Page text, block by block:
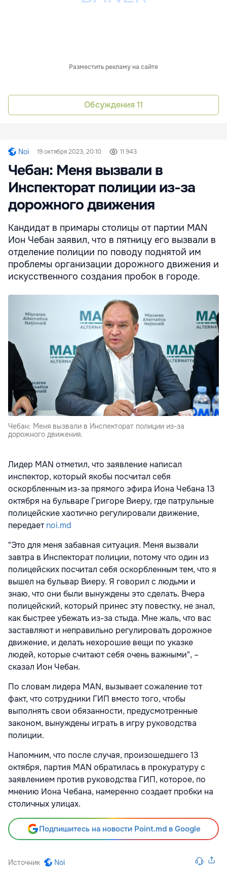
Разместить рекламу на сайте
Обсуждения 11
Noi 19 октября 2023, 20:10 11 943
Чебан: Меня вызвали в
Инспекторат полиции из-за
дорожного движения
Кандидат в примары столицы от партии MAN
Ион Чебан заявил, что в пятницу его вызвали в
отделение полиции по поводу поднятой им
проблемы организации дорожного движения и
искусственного создания пробок в городе.
Чебан: Меня вызвали в Инспекторат полиции из-за
дорожного движения.
Лидер MAN отметил, что заявление написал
инспектор, который якобы посчитал себя
оскорбленным из-за прямого эфира Иона Чебана 13
октября на бульваре Григоре Виеру, где патрульные
полицейские хаотично регулировали движение,
передаетnoi.md
"Это для меня забавная ситуация. Меня вызвали
завтра в Инспекторат полиции, потому что один из
полицейских посчитал себя оскорбленным тем, что я
вышел на бульвар Виеру. Я говорил с людьми и
знаю, что они были вынуждены это сделать. Вчера
полицейский, который принес эту повестку, не знал,
как быстрее убежать из-за стыда. Мне жаль, что вас
заставляют и неправильно регулировать дорожное
движение, и делать нехорошие вещи по указке
людей, которые считают себя очень важными", –
сказал Ион Чебан.
По словам лидера MAN, вызывает сожаление тот
факт, что сотрудники ГИП вместо того, чтобы
выполнять свои обязанности, предусмотренные
законом, вынуждены играть в игру руководства
полиции.
Напомним, что после случая, произошедшего 13
октября, партия MAN обратилась в прокуратуру с
заявлением против руководства ГИП, которое, по
мнению Иона Чебана, намеренно создает пробки на
столичных улицах.
Подпишитесь на новости Point.md в Google
Источник Noi